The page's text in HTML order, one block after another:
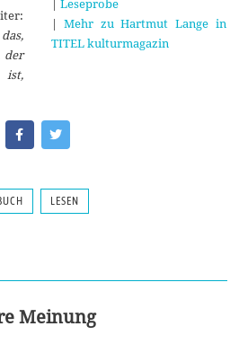
der
ist,
| Mehr zu Hartmut Lange in
TITEL kulturmagazin
LESEN
Meinung